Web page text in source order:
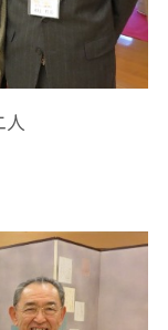
人